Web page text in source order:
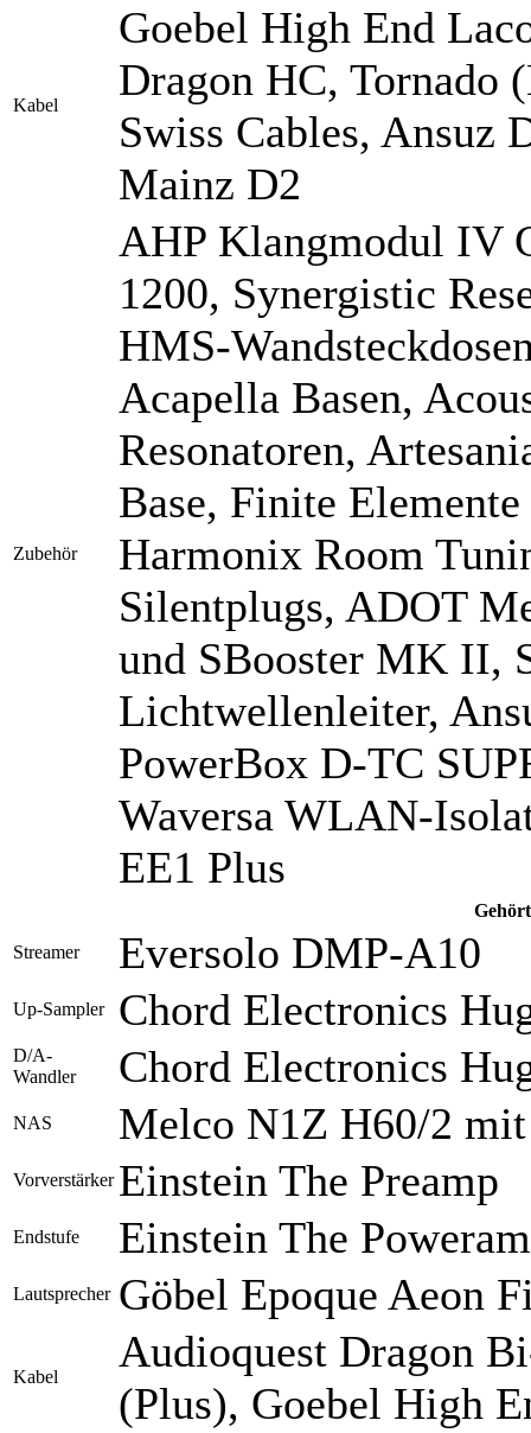
Kabel
Goebel High End
Dragon HC, Tornado
Swiss Cables, Ansuz
Mainz D2
Zubehör
AHP Klangmodul IV
1200, Synergistic
HMS-
Acapella Basen,
Resonatoren,
Base, Finite
Harmonix Room
Silentplugs, ADOT
und SBooster MK II,
Lichtwellenleiter,
PowerBox D-TC
Waversa WLAN-
EE1 Plus
Streamer Eversolo DMP-A10
Up-Sampler Chord Electronics
D/A-
Wandler
Chord Electronics
NAS Melco N1Z H60/2
Vorverstärker Einstein The Preamp
Endstufe Einstein The
Lautsprecher Göbel Epoque Aeon
Kabel
Audioquest Dragon
(Plus), Goebel High